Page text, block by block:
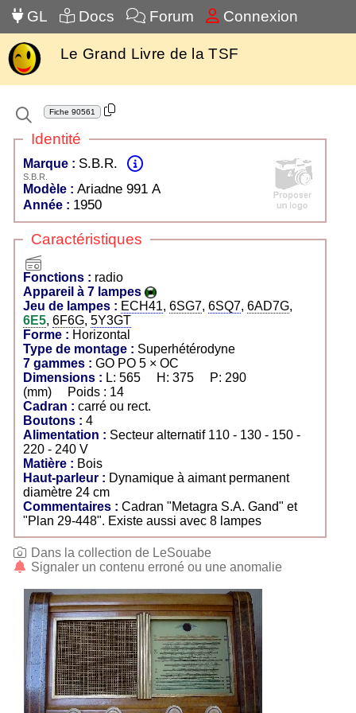
GL Docs Forum Connexion
Le Grand Livre de la TSF
Fiche 90561
Identité
Marque : S.B.R.
S.B.R.
Modèle : Ariadne 991 A
Année : 1950
Caractéristiques
Fonctions : radio
Appareil à 7 lampes
Jeu de lampes : ECH41, 6SG7, 6SQ7, 6AD7G,
6E5, 6F6G, 5Y3GT
Forme : Horizontal
Type de montage : Superhétérodyne
7 gammes :
GO PO 5 × OC
Dimensions : L: 565 H: 375 P: 290
(mm) Poids : 14
Cadran : carré ou rect.
Boutons : 4
Alimentation : Secteur alternatif 110 - 130 - 150 -
220 - 240 V
Matière : Bois
Haut-parleur : Dynamique à aimant permanent
diamètre 24 cm
Commentaires : Cadran "Metagra S.A. Gand" et
"Plan 29-448". Existe aussi avec 8 lampes
Dans la collection de LeSouabe
Signaler un contenu erroné ou une anomalie